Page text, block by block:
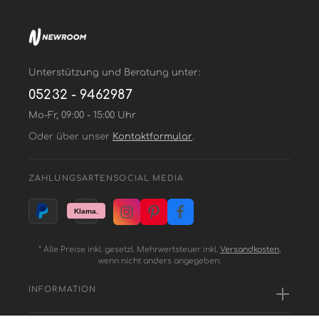
Unterstützung und Beratung unter:
05232 - 9462987
Mo-Fr, 09:00 - 15:00 Uhr
Oder über unser Kontaktformular.
ZAHLUNGSARTEN SOCIAL MEDIA
* Alle Preise inkl. gesetzl. Mehrwertsteuer inkl. Versandkosten,
wenn nicht anders angegeben.
INFORMATION